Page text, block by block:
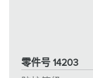
零件号 14203